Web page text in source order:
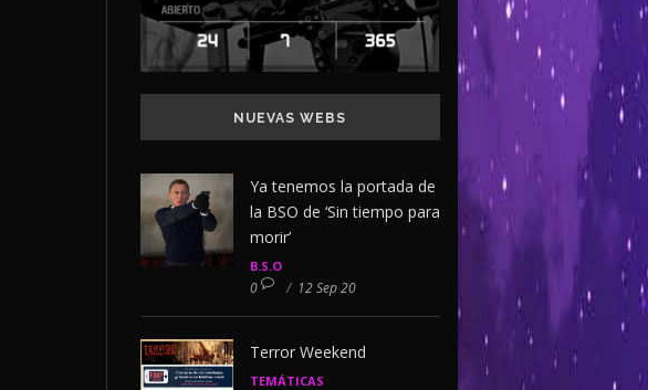
NUEVAS WEBS
Ya tenemos la portada de
la BSO de ‘Sin tiempo para
morir’
B.S.O
0 / 12 Sep 20
Terror Weekend
TEMÁTICAS